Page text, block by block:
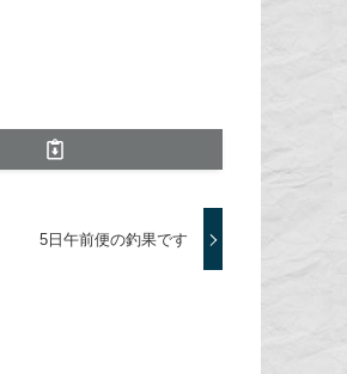
5日午前便の釣果です